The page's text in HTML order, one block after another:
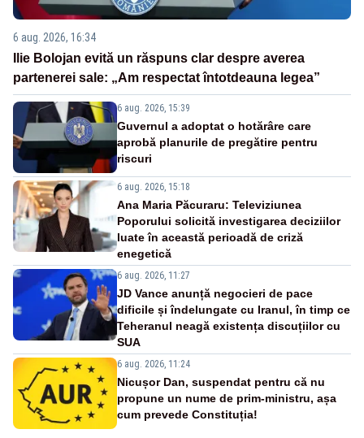
6 aug. 2026, 16:34
Ilie Bolojan evită un răspuns clar despre averea
partenerei sale: „Am respectat întotdeauna legea”
6 aug. 2026, 15:39
Guvernul a adoptat o hotărâre care
aprobă planurile de pregătire pentru
riscuri
6 aug. 2026, 15:18
Ana Maria Păcuraru: Televiziunea
Poporului solicită investigarea deciziilor
luate în această perioadă de criză
enegetică
6 aug. 2026, 11:27
JD Vance anunță negocieri de pace
dificile și îndelungate cu Iranul, în timp ce
Teheranul neagă existența discuțiilor cu
SUA
6 aug. 2026, 11:24
Nicușor Dan, suspendat pentru că nu
propune un nume de prim-ministru, așa
cum prevede Constituția!